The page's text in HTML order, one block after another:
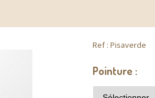
Ref : Pisaverde
Pointure :